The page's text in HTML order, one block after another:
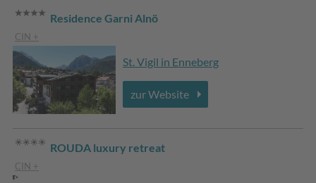
Residence Garni Alnö
CIN +
St. Vigil in Enneberg
zur Website
ROUDA luxury retreat
CIN +